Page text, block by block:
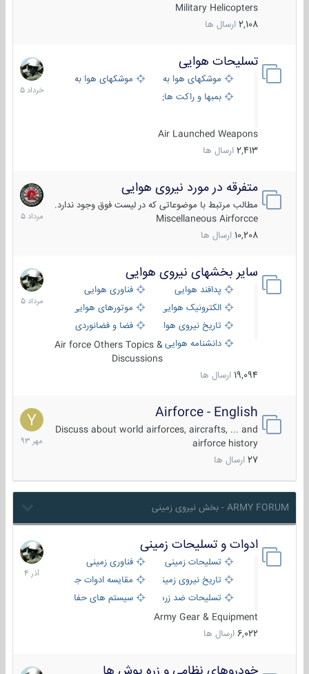
Military Helicopters
2,108 ارسال ها
تسلیحات هوایی
موشکهای هوا به هوا
موشکهای هوا به سطح
بمبها و راکت های هوایی
Air Launched Weapons
2,413 ارسال ها
30
خرداد
1405
متفرقه در مورد نیروی هوایی
مطالب مرتبط با موضوعاتی که در لیست فوق وجود ندارد.
Miscellaneous Airforcce
10,208 ارسال ها
7
مرداد
1405
سایر بخشهای نیروی هوایی
پدافند هوایی
فناوری هوایی
الکترونیک هوایی
موتورهای هوایی
تاریخ نیروی هوایی
فضا و فضانوردی
دانشنامه هواییAir force Others Topics &
Discussions
19,094 ارسال ها
2
مرداد
1405
Airforce - English
Discuss about world airforces, aircrafts, ... and
airforce history
27 ارسال ها
15
مهر
1393
ARMY FORUM - بخش نیروی زمینی
ادوات و تسلیحات زمینی
تسلیحات زمینی
فناوری زمینی
تاریخ نیروی زمینی
مقایسه ادوات جنگی
تسلیحات ضد زره
سیستم های حفاظت فعال
Army Gear & Equipment
6,022 ارسال ها
21
آذر
1404